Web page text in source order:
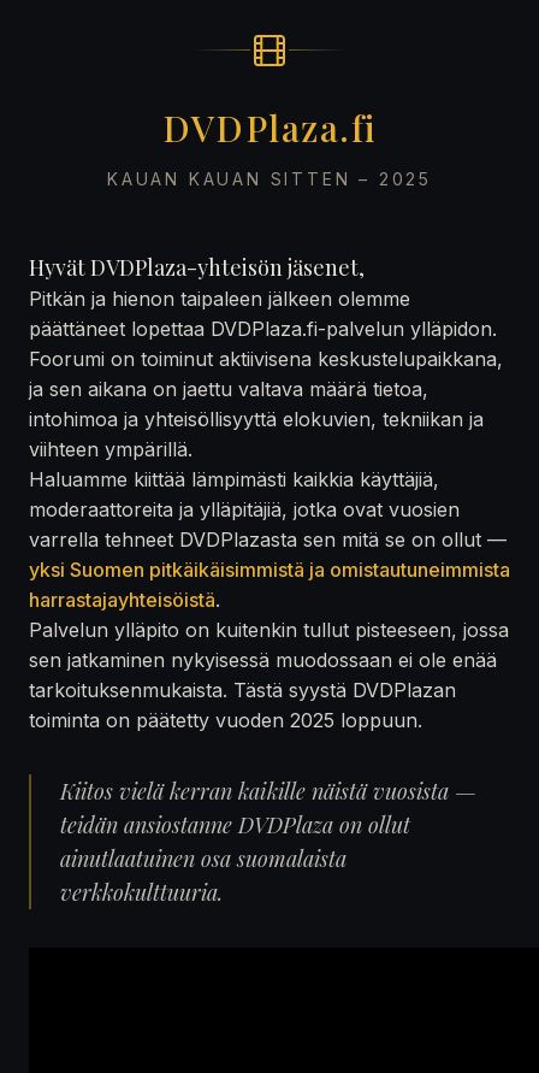
DVDPlaza.fi
KAUAN KAUAN SITTEN – 2025
Hyvät DVDPlaza-yhteisön jäsenet,
Pitkän ja hienon taipaleen jälkeen olemme
päättäneet lopettaa DVDPlaza.fi-palvelun ylläpidon.
Foorumi on toiminut aktiivisena keskustelupaikkana,
ja sen aikana on jaettu valtava määrä tietoa,
intohimoa ja yhteisöllisyyttä elokuvien, tekniikan ja
viihteen ympärillä.
Haluamme kiittää lämpimästi kaikkia käyttäjiä,
moderaattoreita ja ylläpitäjiä, jotka ovat vuosien
varrella tehneet DVDPlazasta sen mitä se on ollut —
yksi Suomen pitkäikäisimmistä ja omistautuneimmista
harrastajayhteisöistä.
Palvelun ylläpito on kuitenkin tullut pisteeseen, jossa
sen jatkaminen nykyisessä muodossaan ei ole enää
tarkoituksenmukaista. Tästä syystä DVDPlazan
toiminta on päätetty vuoden 2025 loppuun.
Kiitos vielä kerran kaikille näistä vuosista —
teidän ansiostanne DVDPlaza on ollut
ainutlaatuinen osa suomalaista
verkkokulttuuria.